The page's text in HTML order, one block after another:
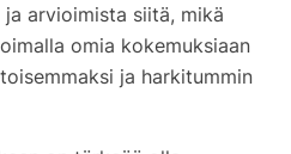
arvioimista siitä, mikä
omia kokemuksiaan
ja harkitummin